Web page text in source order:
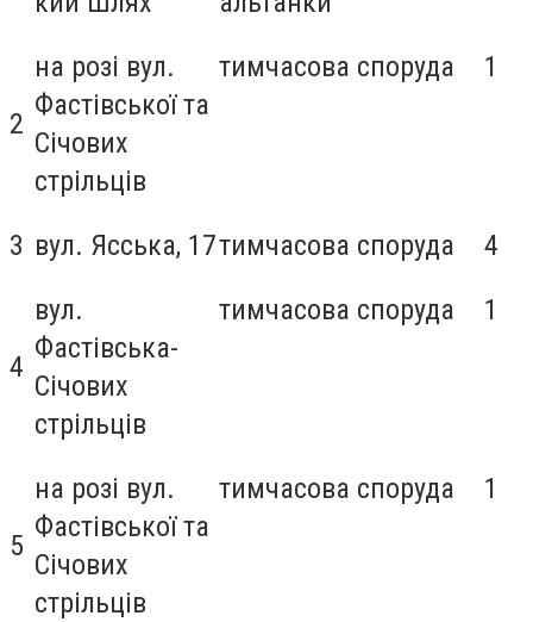
2
на розі вул.
Фастівської та
Січових
стрільців
тимчасова споруда 1
3 вул. Ясська, 17тимчасова споруда 4
4
вул.
Фастівська-
Січових
стрільців
тимчасова споруда 1
5
на розі вул.
Фастівської та
Січових
стрільців
тимчасова споруда 1